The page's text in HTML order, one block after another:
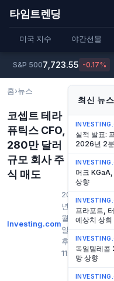
타임트렌딩
미국 지수 야간선물
S&P 5007,723.55 -0.17%
홈›뉴스
코셉트 테라
퓨틱스 CFO,
280만 달러
규모 회사 주
식 매도
Investing.com
2026
년 6
월 3
일 오
후
11:28
최신 뉴스
실적 발표:
2026년 2
머크
상향
프라포트,
예상치 상회
독일텔레콤
망 상향